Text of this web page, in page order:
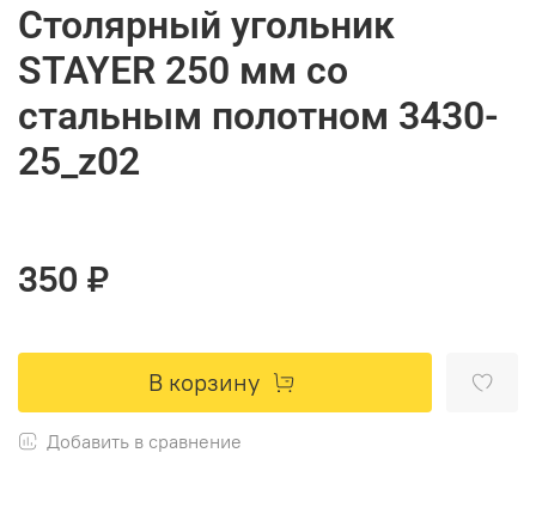
Столярный угольник
STAYER 250 мм со
стальным полотном 3430-
25_z02
350 ₽
В корзину
Добавить в сравнение